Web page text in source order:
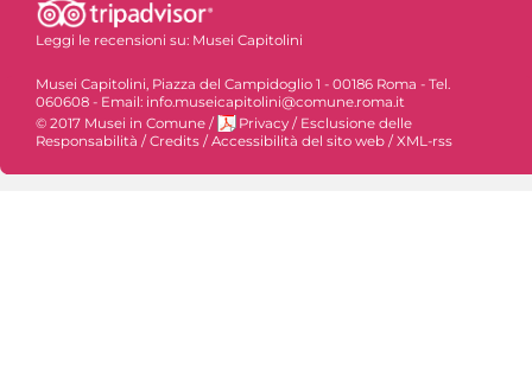
Leggi le recensioni su: Musei Capitolini
Musei Capitolini, Piazza del Campidoglio 1 - 00186 Roma - Tel.
060608 - Email: info.museicapitolini@comune.roma.it
© 2017 Musei in Comune / Privacy / Esclusione delle
Responsabilità /Credits /Accessibilità del sito web /XML-rss